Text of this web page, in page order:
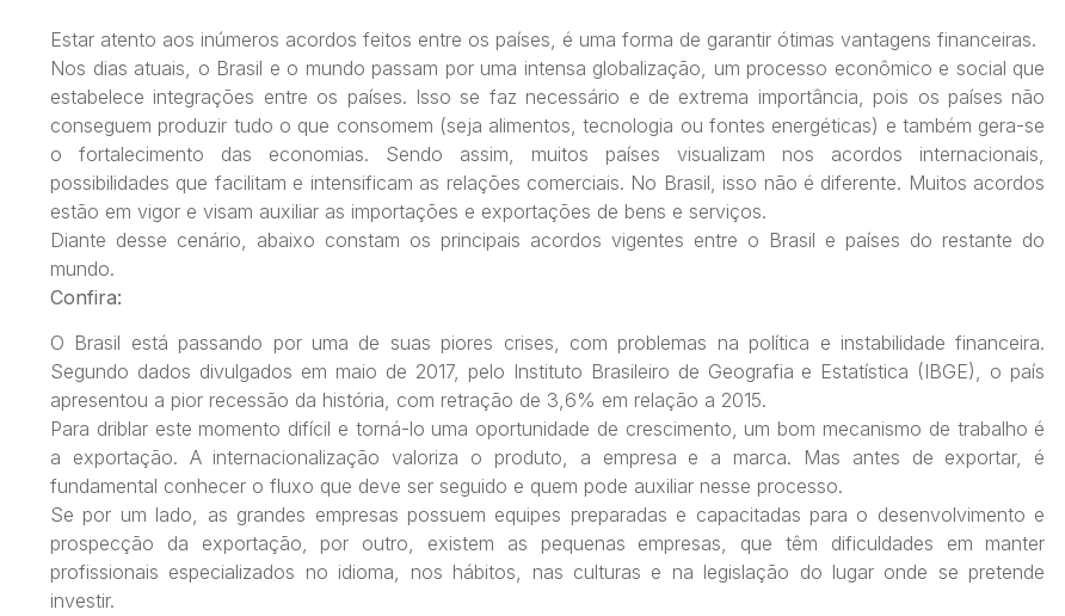
Estar atento aos inúmeros acordos feitos entre os países, é uma forma de garantir ótimas vantagens financeiras.
Nos dias atuais, o Brasil e o mundo passam por uma intensa globalização, um processo econômico e social que
estabelece integrações entre os países. Isso se faz necessário e de extrema importância, pois os países não
conseguem produzir tudo o que consomem (seja alimentos, tecnologia ou fontes energéticas) e também gera-se
o fortalecimento das economias. Sendo assim, muitos países visualizam nos acordos internacionais,
possibilidades que facilitam e intensificam as relações comerciais. No Brasil, isso não é diferente. Muitos acordos
estão em vigor e visam auxiliar as importações e exportações de bens e serviços.
Diante desse cenário, abaixo constam os principais acordos vigentes entre o Brasil e países do restante do
mundo.
Confira:
O Brasil está passando por uma de suas piores crises, com problemas na política e instabilidade financeira.
Segundo dados divulgados em maio de 2017, pelo Instituto Brasileiro de Geografia e Estatística (IBGE), o país
apresentou a pior recessão da história, com retração de 3,6% em relação a 2015.
Para driblar este momento difícil e torná-lo uma oportunidade de crescimento, um bom mecanismo de trabalho é
a exportação. A internacionalização valoriza o produto, a empresa e a marca. Mas antes de exportar, é
fundamental conhecer o fluxo que deve ser seguido e quem pode auxiliar nesse processo.
Se por um lado, as grandes empresas possuem equipes preparadas e capacitadas para o desenvolvimento e
prospecção da exportação, por outro, existem as pequenas empresas, que têm dificuldades em manter
profissionais especializados no idioma, nos hábitos, nas culturas e na legislação do lugar onde se pretende
investir.